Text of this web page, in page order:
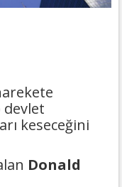
devlet
keseceğini
Donald